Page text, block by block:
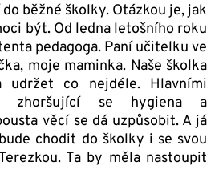
běžné školky. Otázkou je, jak
být. Od ledna letošního roku
pedagoga. Paní učitelku ve
moje maminka. Naše školka
udržet co nejdéle. Hlavními
zhoršující se hygiena a
věcí se dá uzpůsobit. A já
chodit do školky i se svou
Ta by měla nastoupit